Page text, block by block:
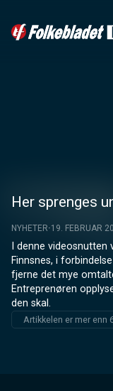
Her sprenges
NYHETER 19. FEBRUAR
I denne
Finnsnes, i
fjerne det mye
Entreprenøren
den skal.
Artikkelen er mer enn